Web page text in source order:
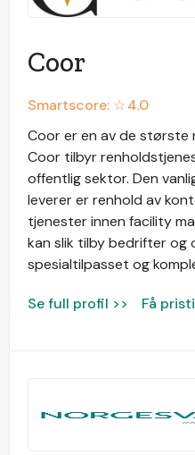
Coor
Smartscore: ☆4.0
Coor er en av de største
Coor tilbyr
offentlig sektor. Den
leverer er renhold av
tjenester innen facility
kan slik tilby bedrifter og
spesialtilpasset og
Se full profil >> Få